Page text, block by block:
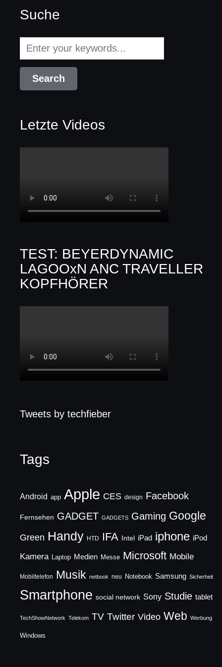
Suche
Letzte Videos
TEST: BEYERDYNAMIC
LAGOOxN ANC TRAVELLER
KOPFHÖRER
Tweets by techfieber
Tags
Android app Apple CES design Facebook
Fernsehen GADGET GADGETS Gaming Google
Green Handy HTD IFA Intel iPad iphone iPod
Kamera Laptop Medien Messe Microsoft Mobile
Mobiltelefon Musik netbook neu Notebook Samsung Sicherheit
Smartphone social network Sony Studie tablet
TechShowNetwork Telekom TV Twitter Video Web Werbung
Windows